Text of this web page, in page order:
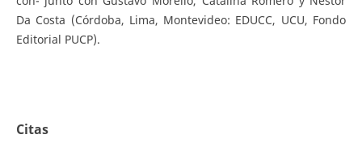
Da Costa (Córdoba, Lima, Montevideo: EDUCC, UCU, Fondo
Editorial PUCP).
Citas